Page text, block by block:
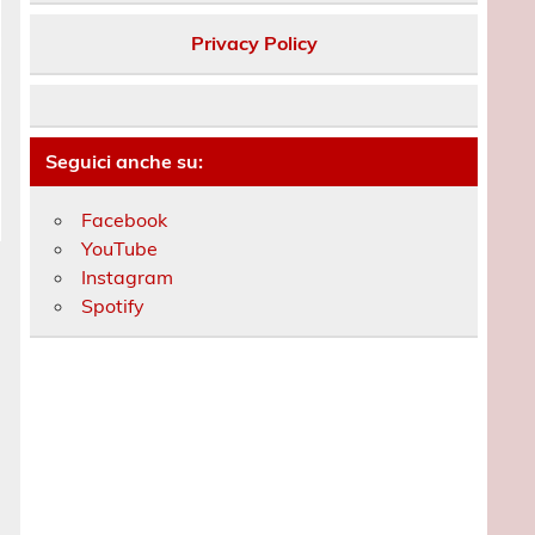
Privacy Policy
Seguici anche su:
Facebook
YouTube
Instagram
Spotify